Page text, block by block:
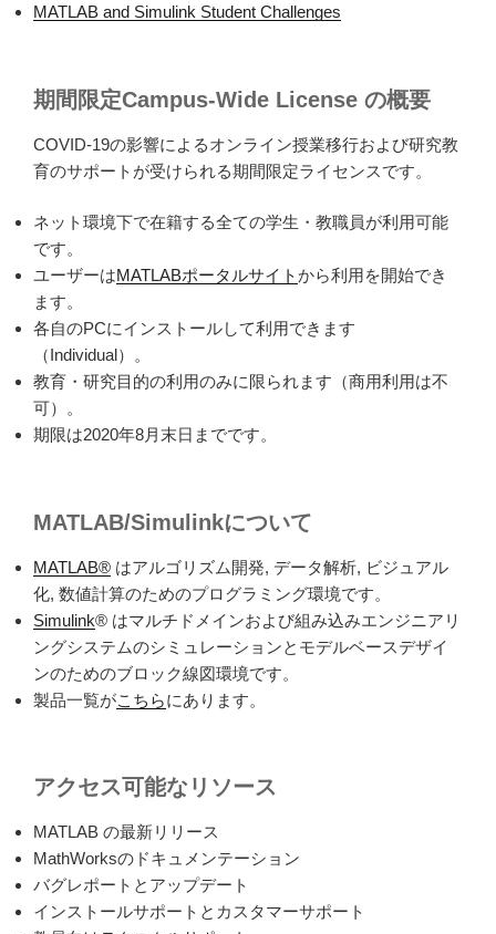
MATLAB and Simulink Student Challenges
期間限定Campus-Wide License の概要
COVID-19の影響によるオンライン授業移行および研究教
育のサポートが受けられる期間限定ライセンスです。
ネット環境下で在籍する全ての学生・教職員が利用可能
です。
ユーザーはMATLABポータルサイトから利用を開始でき
ます。
各自のPCにインストールして利用できます
（Individual）。
教育・研究目的の利用のみに限られます（商用利用は不
可）。
期限は2020年8月末日までです。
MATLAB/Simulinkについて
MATLAB® はアルゴリズム開発, データ解析, ビジュアル
化, 数値計算のためのプログラミング環境です。
Simulink® はマルチドメインおよび組み込みエンジニアリ
ングシステムのシミュレーションとモデルベースデザイ
ンのためのブロック線図環境です。
製品一覧がこちらにあります。
アクセス可能なリソース
MATLAB の最新リリース
MathWorksのドキュメンテーション
バグレポートとアップデート
インストールサポートとカスタマーサポート